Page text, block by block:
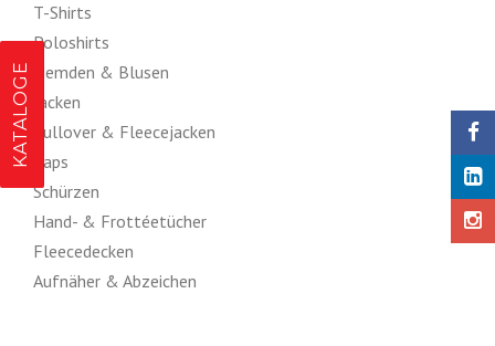
T-Shirts
Poloshirts
Hemden & Blusen
Jacken
Pullover & Fleecejacken
Caps
Schürzen
Hand- & Frottéetücher
Fleecedecken
Aufnäher & Abzeichen
KATALOGE